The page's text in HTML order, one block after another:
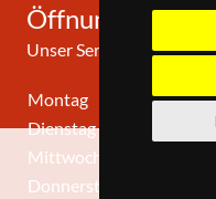
Öffnungszeiten
Unser Service-Center
Montag
Dienstag
Mittwoch
Donnerstag